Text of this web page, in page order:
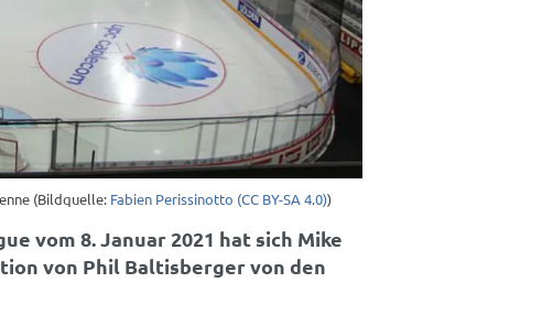
(Bildquelle: Fabien Perissinotto (CC BY-SA 4.0))
vom 8. Januar 2021 hat sich Mike
von Phil Baltisberger von den